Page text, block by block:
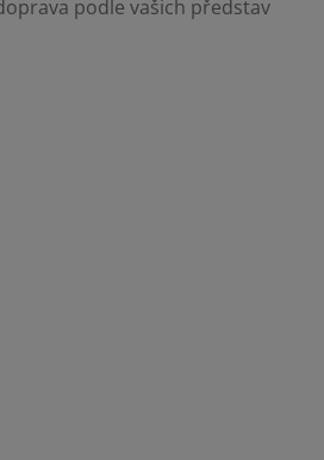
podle vašich představ